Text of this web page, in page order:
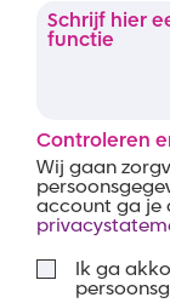
Controleren
Wij gaan
account ga je
Ik ga